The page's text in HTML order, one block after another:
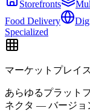
Storefronts
Food Delivery
Specialized
マーケットプレイ
あらゆるプラット
ネクタ — バージョ